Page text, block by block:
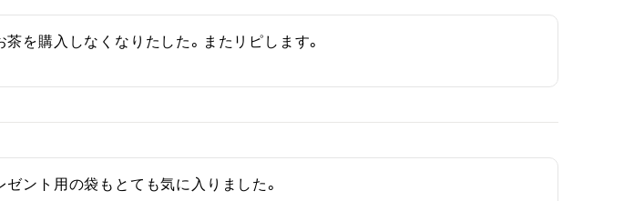
を購入しなくなりたした。またリピします。
ント用の袋もとても気に入りました。